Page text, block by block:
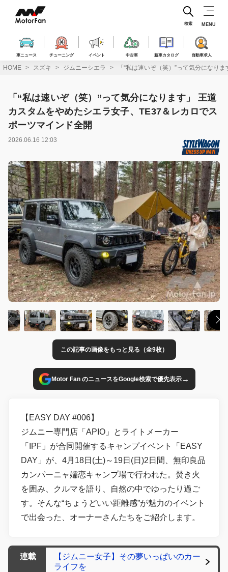
ス
車ニュース チューニング イベント 中古車 新車カタログ 自動車求人
検索 MENU
HOME スズキ ジムニーシエラ 「“私は速いぞ（笑）”って気分になり
「“私は速いぞ（笑）”って気分になります」 王道
カスタムをやめたシエラ女子、TE37＆レカロでス
ポーツマインド全開
2026.06.16 12:03
この記事の画像をもっと見る（全9枚）
Motor Fan のニュースをGoogle検索で優先表示→
【EASY DAY #006】
ジムニー専門店「APIO」とライトメーカー
「IPF」が合同開催するキャンプイベント「EASY
DAY」が、4月18日(土)～19日(日)2日間、無印良品
カンパーニャ嬬恋キャンプ場で行われた。焚き火
を囲み、クルマを語り、自然の中でゆったり過ご
す。そんな“ちょうどいい距離感”が魅力のイベント
で出会った、オーナーさんたちをご紹介します。
連載
【ジムニー女子】その夢いっぱいのカー
ライフを